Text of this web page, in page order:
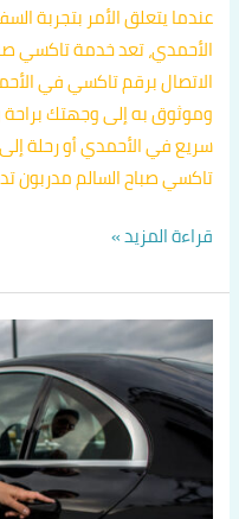
عندما يتعلق الأمر بتجربة
الأحمدي، تعد خدمة تاكسي
وموثوق به إلى وجهتك براحة
سريع في الأحمدي أو رحلة
تاكسي صباح السالم مدربون
قراءة المزيد »
تكسي
في
الاحمدي
بنا